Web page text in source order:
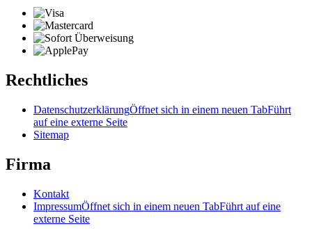
Rechtliches
DatenschutzerklärungÖffnet sich in einem neuen TabFührt
auf eine externe Seite
Sitemap
Firma
Kontakt
ImpressumÖffnet sich in einem neuen TabFührt auf eine
externe Seite